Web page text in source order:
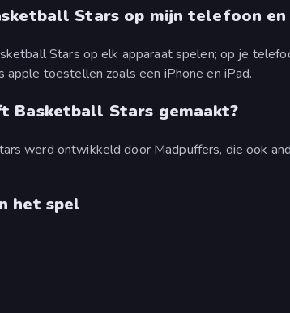
Stars op mijn telefoon
Stars op elk apparaat spelen; op je
apple toestellen zoals een iPhone en iPad.
Basketball Stars gemaakt?
werd ontwikkeld door Madpuffers, die ook
het spel